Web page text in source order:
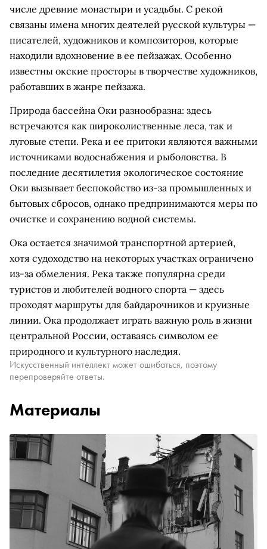
числе древние монастыри и усадьбы. С рекой
связаны имена многих деятелей русской культуры —
писателей, художников и композиторов, которые
находили вдохновение в ее пейзажах. Особенно
известны окские просторы в творчестве художников,
работавших в жанре пейзажа.
Природа бассейна Оки разнообразна: здесь
встречаются как широколиственные леса, так и
луговые степи. Река и ее притоки являются важными
источниками водоснабжения и рыболовства. В
последние десятилетия экологическое состояние
Оки вызывает беспокойство из-за промышленных и
бытовых сбросов, однако предпринимаются меры по
очистке и сохранению водной системы.
Ока остается значимой транспортной артерией,
хотя судоходство на некоторых участках ограничено
из-за обмеления. Река также популярна среди
туристов и любителей водного спорта — здесь
проходят маршруты для байдарочников и круизные
линии. Ока продолжает играть важную роль в жизни
центральной России, оставаясь символом ее
природного и культурного наследия.
Искусственный интеллект может ошибаться, поэтому
перепроверяйте ответы.
Материалы